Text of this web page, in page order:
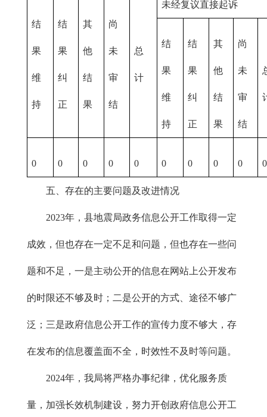
结
果
维
持
结
果
纠
正
其
他
结
果
尚
未
审
结
总
计
未经复议直接起诉
结
果
维
持
结
果
纠
正
其
他
结
果
尚
未
审
结
0 0 0 0 0 0 0 0 0 0
五、存在的主要问题及改进情况
2023年，县地震局政务信息公开工作取得一定
成效，但也存在一定不足和问题，但也存在一些问
题和不足，一是主动公开的信息在网站上公开发布
的时限还不够及时；二是公开的方式、途径不够广
泛；三是政府信息公开工作的宣传力度不够大，存
在发布的信息覆盖面不全，时效性不及时等问题。
2024年，我局将严格办事纪律，优化服务质
量，加强长效机制建设，努力开创政府信息公开工